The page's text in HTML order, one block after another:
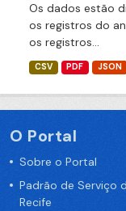
Os dados estão
os registros do
os registros...
CSV PDF JSON
O Portal
Sobre o Portal
Padrão de Serviço
Recife